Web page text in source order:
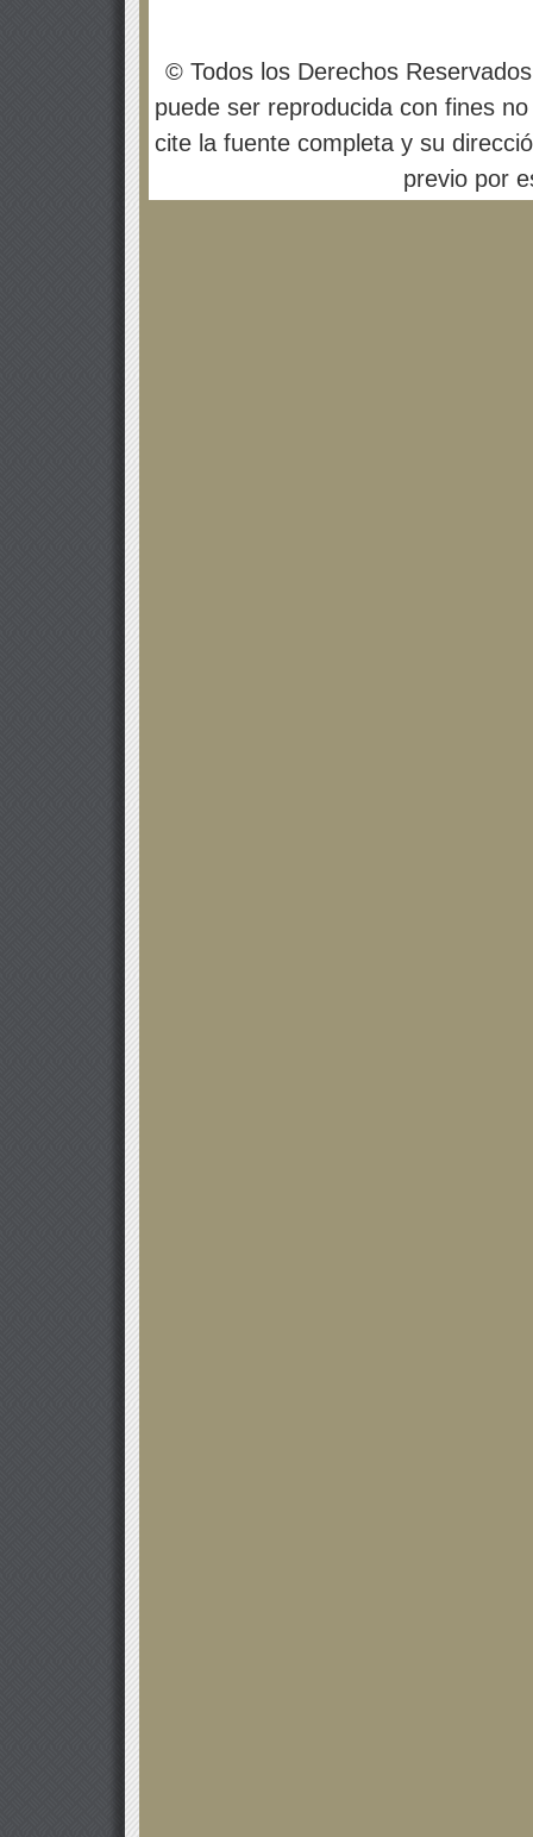
© Todos los Derechos
puede ser reproducida con fines
cite la fuente completa y su
previo por